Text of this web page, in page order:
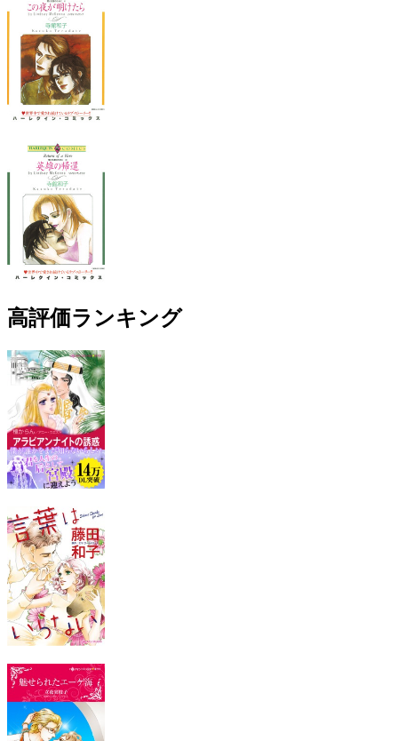
高評価ランキング